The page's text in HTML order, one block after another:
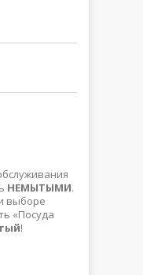
НЕМЫТЫМИ.
выборе
«Посуда
!